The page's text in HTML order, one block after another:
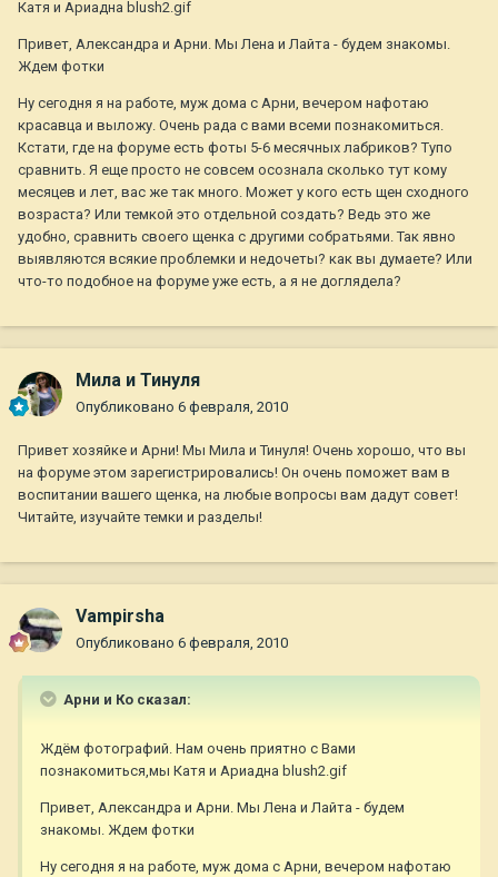
Катя и Ариадна blush2.gif
Привет, Александра и Арни. Мы Лена и Лайта - будем знакомы.
Ждем фотки
Ну сегодня я на работе, муж дома с Арни, вечером нафотаю
красавца и выложу. Очень рада с вами всеми познакомиться.
Кстати, где на форуме есть фоты 5-6 месячных лабриков? Тупо
сравнить. Я еще просто не совсем осознала сколько тут кому
месяцев и лет, вас же так много. Может у кого есть щен сходного
возраста? Или темкой это отдельной создать? Ведь это же
удобно, сравнить своего щенка с другими собратьями. Так явно
выявляются всякие проблемки и недочеты? как вы думаете? Или
что-то подобное на форуме уже есть, а я не доглядела?
Мила и Тинуля
Опубликовано 6 февраля, 2010
Привет хозяйке и Арни! Мы Мила и Тинуля! Очень хорошо, что вы
на форуме этом зарегистрировались! Он очень поможет вам в
воспитании вашего щенка, на любые вопросы вам дадут совет!
Читайте, изучайте темки и разделы!
Vampirsha
Опубликовано 6 февраля, 2010
Арни и Ко сказал:
Ждём фотографий. Нам очень приятно с Вами
познакомиться,мы Катя и Ариадна blush2.gif
Привет, Александра и Арни. Мы Лена и Лайта - будем
знакомы. Ждем фотки
Ну сегодня я на работе, муж дома с Арни, вечером нафотаю